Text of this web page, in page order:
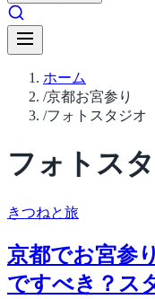
ホーム
/京都お宮参り
/フォトスタジオ
フォトス
きつねと旅
京都でお宮参
ですべき？ス